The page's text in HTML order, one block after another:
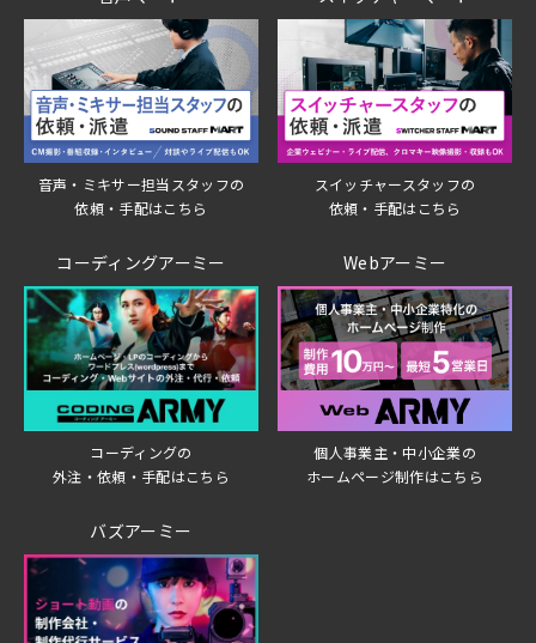
音声・ミキサー担当スタッフの
依頼・手配はこちら
スイッチャースタッフの
依頼・手配はこちら
コーディングアーミー
コーディングの
外注・依頼・手配はこちら
Webアーミー
個人事業主・中小企業の
ホームページ制作はこちら
バズアーミー